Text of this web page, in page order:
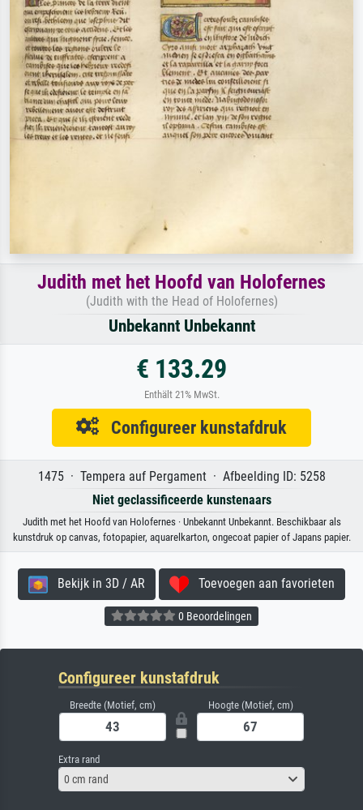
Judith met het Hoofd van Holofernes
(Judith with the Head of Holofernes)
Unbekannt Unbekannt
€ 133.29
Enthält 21% MwSt.
Configureer kunstafdruk
1475 · Tempera auf Pergament · Afbeelding ID: 5258
Niet geclassificeerde kunstenaars
Judith met het Hoofd van Holofernes · Unbekannt Unbekannt. Beschikbaar als
kunstdruk op canvas, fotopapier, aquarelkarton, ongecoat papier of Japans papier.
Bekijk in 3D / AR Toevoegen aan favorieten
0 Beoordelingen
Configureer kunstafdruk
Breedte (Motief, cm) Hoogte (Motief, cm)
Extra rand
0 cm rand